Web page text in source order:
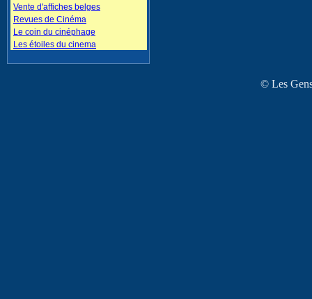
Vente d'affiches belges
Revues de Cinéma
Le coin du cinéphage
Les étoiles du cinema
© Les